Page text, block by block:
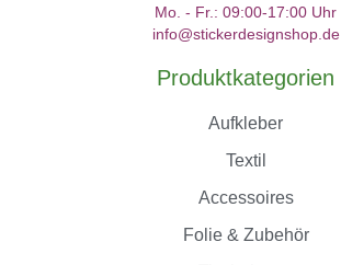
Mo. - Fr.: 09:00-17:00 Uhr
info@stickerdesignshop.de
Produktkategorien
Aufkleber
Textil
Accessoires
Folie & Zubehör